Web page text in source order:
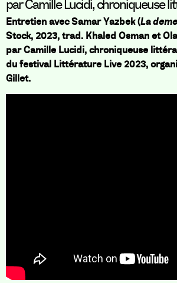
par Camille Lucidi, chroniqueuse
Entretien avec Samar Yazbek (La
Stock, 2023, trad. Khaled Osman et
par Camille Lucidi, chroniqueuse
du festival Littérature Live 2023,
Gillet.